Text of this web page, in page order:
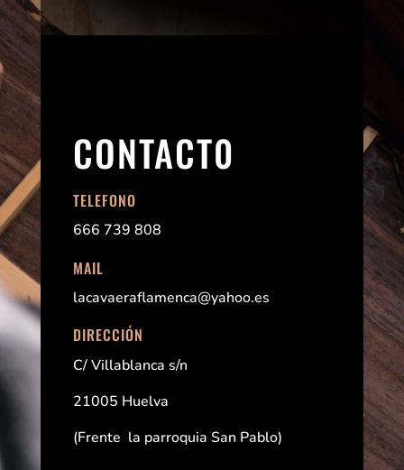
CONTACT0
TELEFONO
666 739 808
MAIL
lacavaeraflamenca@yahoo.es
DIRECCIÓN
C/ Villablanca s/n
21005 Huelva
(Frente la parroquia San Pablo)